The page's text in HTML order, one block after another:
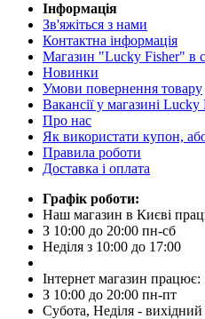
Інформація
Зв'яжіться з нами
Контактна інформація
Магазин "Lucky Fisher" в
Новинки
Умови повернення товару
Вакансії у магазині Lucky
Про нас
Як використати купон,
Правила роботи
Доставка і оплата
Графік роботи:
Наш магазин в Києві
З 10:00 до 20:00 пн-сб
Неділя з 10:00 до 17:00
Інтернет магазин працює:
З 10:00 до 20:00 пн-пт
Субота, Неділя - вихідний